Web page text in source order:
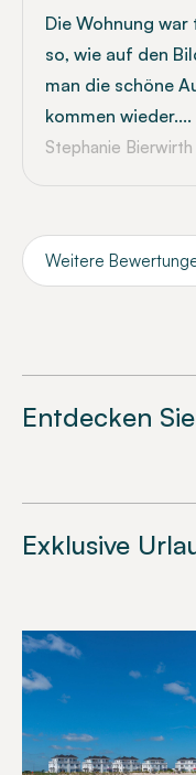
Die Wohnung
so, wie auf den
man die schöne
kommen wieder....
Stephanie Bierwirth
Weitere
Entdecken
Exklusive